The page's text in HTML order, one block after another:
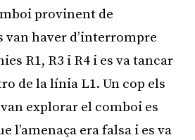
provinent de
van haver d’interrompre
R1, R3 i R4 i es va tancar
de la línia L1. Un cop els
explorar el comboi es
l’amenaça era falsa i es va